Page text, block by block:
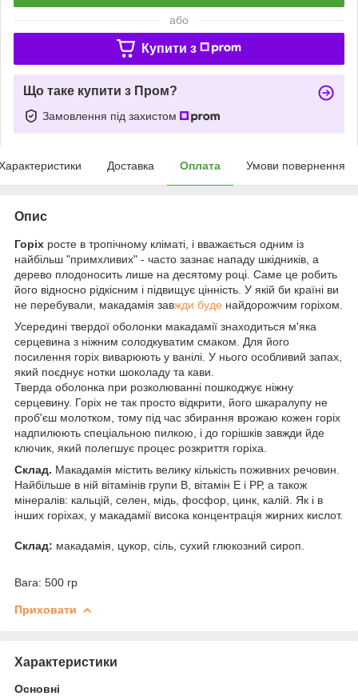
або
Купити з
Що таке купити з Пром?
Замовлення під захистом
Доставка Оплата Умови повернення
Опис
Горіх росте в тропічному кліматі, і вважається одним із
найбільш "примхливих" - часто зазнає нападу шкідників, а
дерево плодоносить лише на десятому році. Саме це робить
його відносно рідкісним і підвищує цінність. У якій би країні ви
не перебували, макадамія завжди буде найдорожчим горіхом.
Усередині твердої оболонки макадамії знаходиться м'яка
серцевина з ніжним солодкуватим смаком. Для його
посилення горіх виварюють у ванілі. У нього особливий запах,
який поєднує нотки шоколаду та кави.
Тверда оболонка при розколюванні пошкоджує ніжну
серцевину. Горіх не так просто відкрити, його шкаралупу не
проб'єш молотком, тому під час збирання врожаю кожен горіх
надпилюють спеціальною пилкою, і до горішків завжди йде
ключик, який полегшує процес розкриття горіха.
Склад. Макадамія містить велику кількість поживних речовин.
Найбільше в ній вітамінів групи В, вітамін Е і РР, а також
мінералів: кальцій, селен, мідь, фосфор, цинк, калій. Як і в
інших горіхах, у макадамії висока концентрація жирних кислот.
Склад: макадамія, цукор, сіль, сухий глюкозний сироп.
Вага: 500 гр
Приховати
Характеристики
Основні